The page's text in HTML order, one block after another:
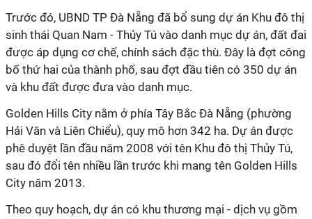
Trước đó, UBND TP Đà Nẵng đã bổ sung dự án Khu đô thị
sinh thái Quan Nam - Thủy Tú vào danh mục dự án, đất đai
được áp dụng cơ chế, chính sách đặc thù. Đây là đợt công
bố thứ hai của thành phố, sau đợt đầu tiên có 350 dự án
và khu đất được đưa vào danh mục.
Golden Hills City nằm ở phía Tây Bắc Đà Nẵng (phường
Hải Vân và Liên Chiểu), quy mô hơn 342 ha. Dự án được
phê duyệt lần đầu năm 2008 với tên Khu đô thị Thủy Tú,
sau đó đổi tên nhiều lần trước khi mang tên Golden Hills
City năm 2013.
Theo quy hoạch, dự án có khu thương mại - dịch vụ gồm